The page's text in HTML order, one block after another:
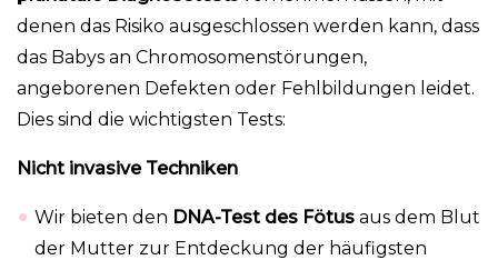
denen das Risiko ausgeschlossen werden kann, dass
das Babys an Chromosomenstörungen,
angeborenen Defekten oder Fehlbildungen leidet.
Dies sind die wichtigsten Tests:
Nicht invasive Techniken
Wir bieten den DNA-Test des Fötus aus dem Blut
der Mutter zur Entdeckung der häufigsten